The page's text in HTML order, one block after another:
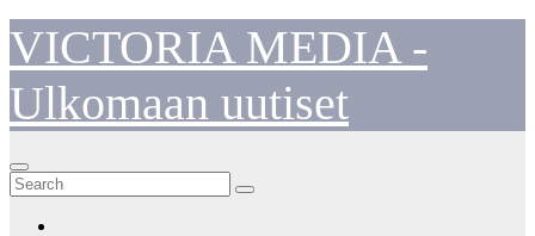
Skip
to
content
VICTORIA MEDIA -
Ulkomaan uutiset